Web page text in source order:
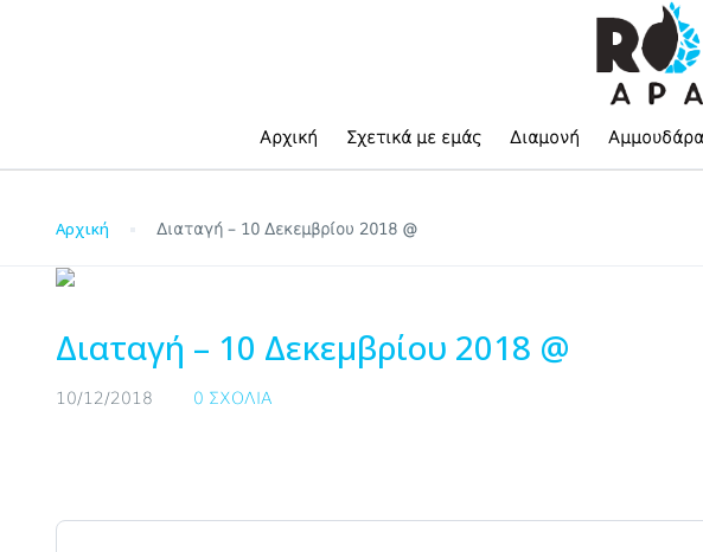
Αρχική Σχετικά με εμάς Διαμονή Αμμουδάρα
Αρχική Διαταγή – 10 Δεκεμβρίου 2018 @
Διαταγή – 10 Δεκεμβρίου 2018 @
10/12/2018 0 ΣΧΌΛΙΑ